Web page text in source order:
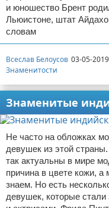
и юношество Брент
Льюистоне, штат
словам
Всеслав Белоусов 03-05-
Знаменитости
Знаменитые
Не часто на обложках
девушек из этой
так актуальны в мире
причина в цвете кожи,
знаем. Но есть
девушек, которые